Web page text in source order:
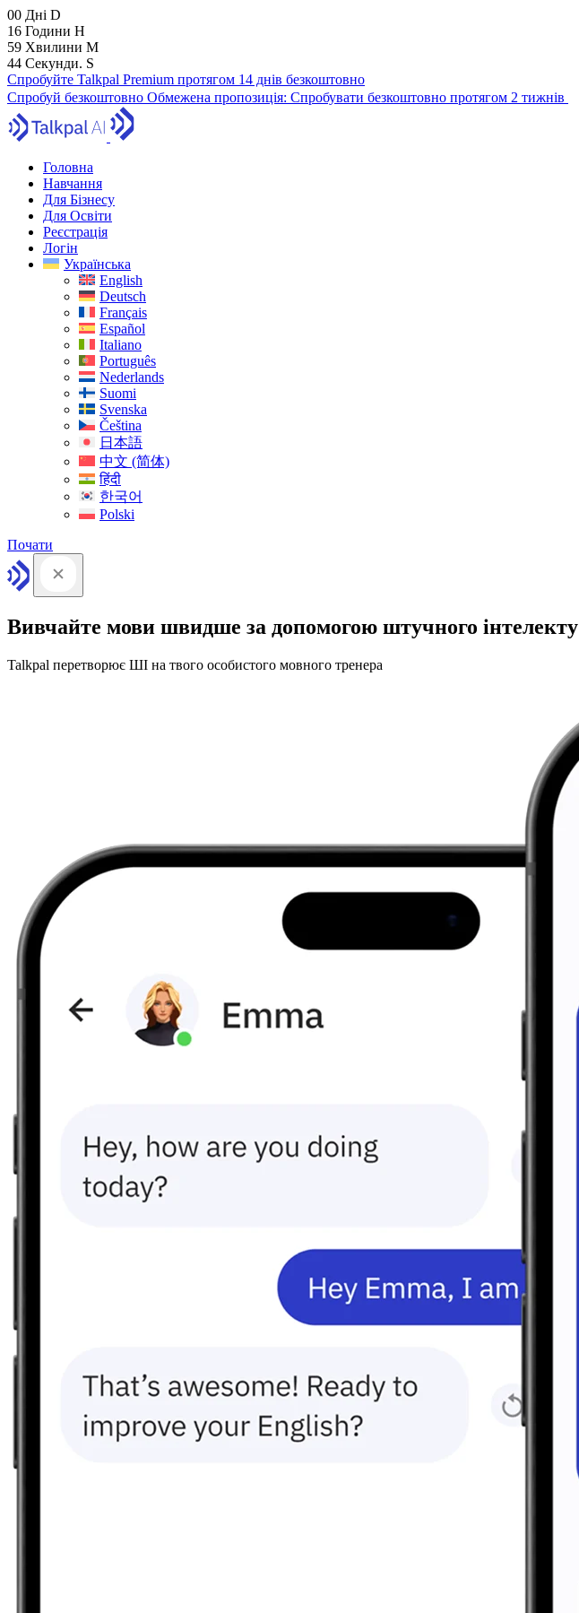
00 Дні D
16 Години H
59 Хвилини M
43 Секунди. S
Спробуйте Talkpal Premium протягом 14 днів безкоштовно
Спробуй безкоштовно Обмежена пропозиція: Спробувати безкоштовно протягом 2 тижнів
Головна
Навчання
Для Бізнесу
Для Освіти
Реєстрація
Логін
Українська
English
Deutsch
Français
Español
Italiano
Português
Nederlands
Suomi
Svenska
Čeština
日本語
中文 (简体)
हिंदी
한국어
Polski
Почати
Вивчайте мови швидше за допомогою штучного інтелекту
Talkpal перетворює ШІ на твого особистого мовного тренера